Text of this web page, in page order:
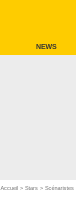
NEWS
Accueil Stars Scénaristes